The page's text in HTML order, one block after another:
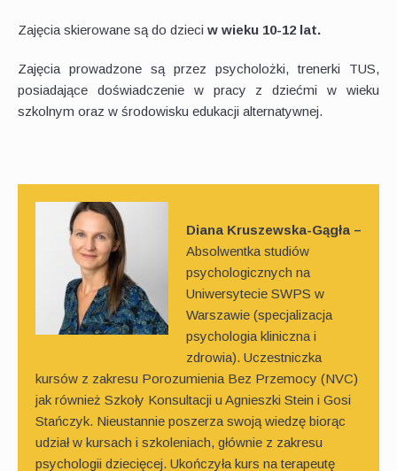
Zajęcia skierowane są do dzieci w wieku 10-12 lat.
Zajęcia prowadzone są przez psycholożki, trenerki TUS,
posiadające doświadczenie w pracy z dziećmi w wieku
szkolnym oraz w środowisku edukacji alternatywnej.
Diana Kruszewska-Gągła –
Absolwentka studiów
psychologicznych na
Uniwersytecie SWPS w
Warszawie (specjalizacja
psychologia kliniczna i
zdrowia). Uczestniczka
kursów z zakresu Porozumienia Bez Przemocy (NVC)
jak również Szkoły Konsultacji u Agnieszki Stein i Gosi
Stańczyk. Nieustannie poszerza swoją wiedzę biorąc
udział w kursach i szkoleniach, głównie z zakresu
psychologii dziecięcej. Ukończyła kurs na terapeutę